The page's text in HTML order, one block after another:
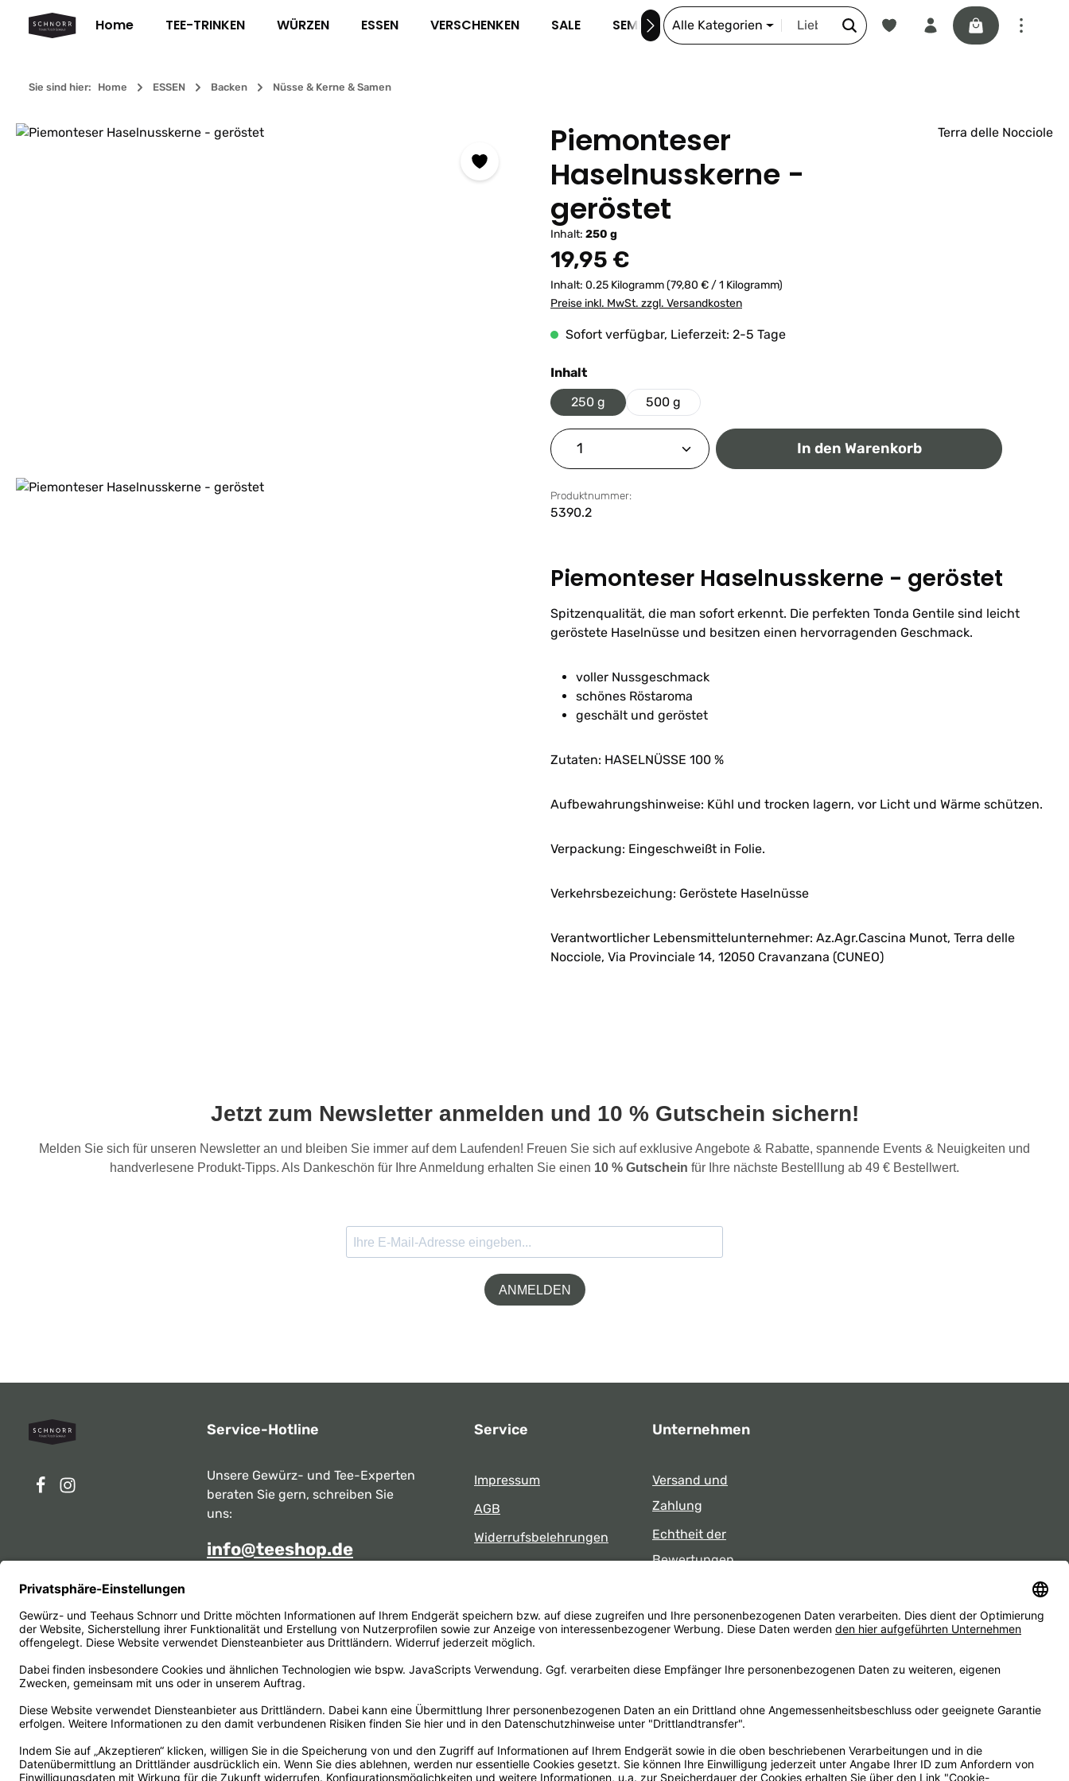
Hauptinhalt springen
Zur Suche springen
Zur Hauptnavigation springen
Home TEE-TRINKEN WÜRZEN ESSEN VERSCHENKEN SALE SEMINARE DIE SCHNORR-STORY
Alle Kategorien
Du hast 0 Produkte auf dem
Warenkorb
Sie sind hier: Home ESSEN Backen Nüsse & Kerne & Samen
Bildergalerie überspringen
Piemonteser
Haselnusskerne -
geröstet
Inhalt: 250 g
Terra delle Nocciole
Regulärer Preis:
19,95 €
Inhalt: 0.25 Kilogramm(79,80 € / 1 Kilogramm)
Preise inkl. MwSt. zzgl. Versandkosten
Sofort verfügbar, Lieferzeit: 2-5 Tage
Inhaltauswählen
250 g
500 g
Produkt Anzahl: Gib den gewünschten Wert ein oder
In den Warenkorb
Produktnummer:
5390.2
Piemonteser Haselnusskerne - geröstet
Spitzenqualität, die man sofort erkennt. Die perfekten Tonda Gentile sind leicht
geröstete Haselnüsse und besitzen einen hervorragenden Geschmack.
voller Nussgeschmack
schönes Röstaroma
geschält und geröstet
Zutaten: HASELNÜSSE 100 %
Aufbewahrungshinweise: Kühl und trocken lagern, vor Licht und Wärme schützen.
Verpackung: Eingeschweißt in Folie.
Verkehrsbezeichung: Geröstete Haselnüsse
Verantwortlicher Lebensmittelunternehmer: Az.Agr.Cascina Munot, Terra delle
Nocciole, Via Provinciale 14, 12050 Cravanzana (CUNEO)
Jetzt zum Newsletter anmelden und 10 % Gutschein sichern!
Melden Sie sich für unseren Newsletter an und bleiben Sie immer auf dem Laufenden! Freuen Sie sich auf exklusive Angebote & Rabatte, spannende Events & Neuigkeiten und
handverlesene Produkt-Tipps. Als Dankeschön für Ihre Anmeldung erhalten Sie einen 10 % Gutschein für Ihre nächste Bestelllung ab 49 € Bestellwert.
ANMELDEN
Service-Hotline
Unsere Gewürz- und Tee-Experten
beraten Sie gern, schreiben Sie
uns:
info@teeshop.de
Mo - Sa zwischen 10:00 - 17:00 Uhr
unter:
Vertrag widerrufen
Service
Impressum
AGB
Widerrufsbelehrungen
Datenschutz
Unternehmen
Versand und
Zahlung
Echtheit der
Bewertungen
Laden